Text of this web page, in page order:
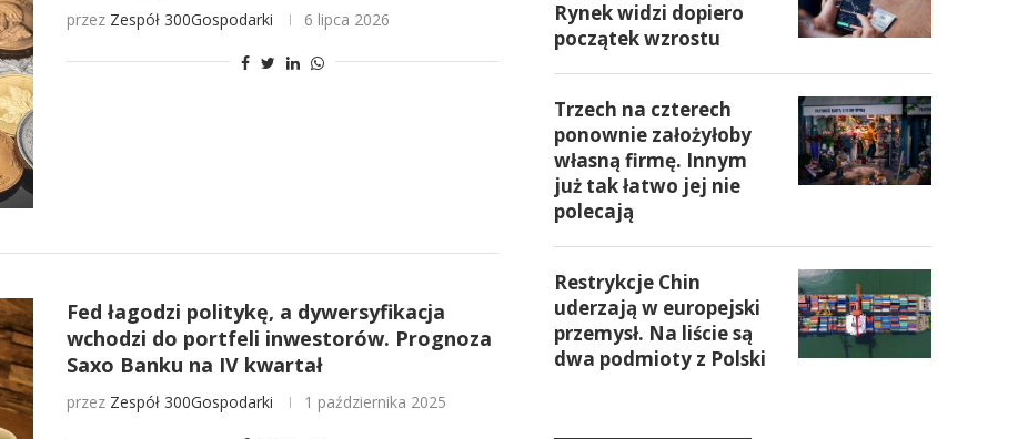
przez Zespół 300Gospodarki 6 lipca 2026
Fed łagodzi politykę, a dywersyfikacja
wchodzi do portfeli inwestorów. Prognoza
Saxo Banku na IV kwartał
przez Zespół 300Gospodarki 1 października 2025
Rynek widzi dopiero
początek wzrostu
Trzech na czterech
ponownie założyłoby
własną firmę. Innym
już tak łatwo jej nie
polecają
Restrykcje Chin
uderzają w europejski
przemysł. Na liście są
dwa podmioty z Polski